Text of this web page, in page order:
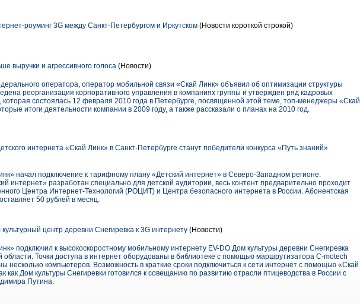
роуминг 3G между Санкт-Петербургом и Иркутском (Новости короткой строкой)
выручки и агрессивного голоса (Новости)
оператора, оператор мобильной связи «Скай Линк» объявил об оптимизации структуры
реорганизация корпоративного управления в компаниях группы и утвержден ряд кадровых
состоялась 12 февраля 2010 года в Петербурге, посвященной этой теме, топ-менеджеры «Скай
итоги деятельности компании в 2009 году, а также рассказали о планах на 2010 год.
интернета «Скай Линк» в Санкт-Петербурге станут победители конкурса «Путь знаний»
начал подключение к тарифному плану «Детский интернет» в Северо-Западном регионе.
интернет» разработан специально для детской аудитории, весь контент предварительно проходит
Центра Интернет-Технологий (РОЦИТ) и Центра безопасного интернета в России. Абонентская
50 рублей в месяц.
центр деревни Снегиревка к 3G интернету (Новости)
подключил к высокоскоростному мобильному интернету EV-DO Дом культуры деревни Снегиревка
области. Точки доступа в интернет оборудованы в библиотеке с помощью маршрутизатора C-motech
несколько компьютеров. Возможность в краткие сроки подключиться к сети интернет с помощью «Скай
как Дом культуры Снегиревки готовился к совещанию по развитию отрасли птицеводства в России с
Путина.